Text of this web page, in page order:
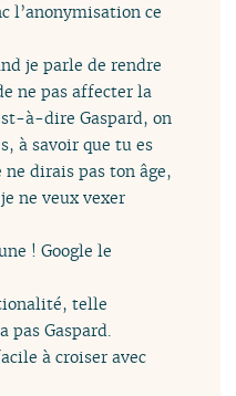
l’anonymisation ce
je parle de rendre
ne pas affecter la
à-dire Gaspard, on
à savoir que tu es
dirais pas ton âge,
ne veux vexer
! Google le
telle
pas Gaspard.
à croiser avec